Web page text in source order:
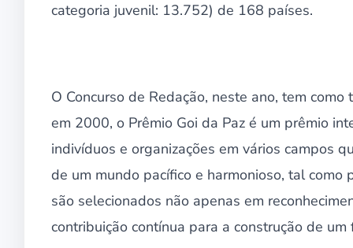
categoria juvenil: 13.752) de 168 países.
O Concurso de Redação, neste ano, tem
em 2000, o Prêmio Goi da Paz é um prêmio
indivíduos e organizações em vários campos
de um mundo pacífico e harmonioso, tal como
são selecionados não apenas em
contribuição contínua para a construção de